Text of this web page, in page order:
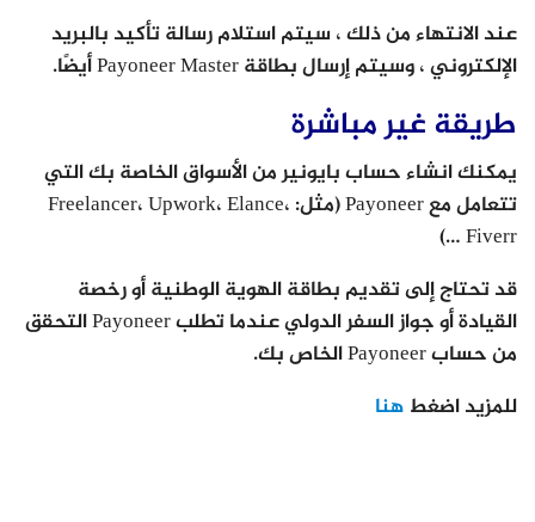
عند الانتهاء من ذلك ، سيتم استلام رسالة تأكيد بالبريد
الإلكتروني ، وسيتم إرسال بطاقة Payoneer Master أيضًا.
طريقة غير مباشرة
يمكنك انشاء حساب بايونير من الأسواق الخاصة بك التي
تتعامل مع Payoneer (مثل: Freelancer، Upwork، Elance،
Fiverr …)
قد تحتاج إلى تقديم بطاقة الهوية الوطنية أو رخصة
القيادة أو جواز السفر الدولي عندما تطلب Payoneer التحقق
من حساب Payoneer الخاص بك.
للمزيد اضغط هنا